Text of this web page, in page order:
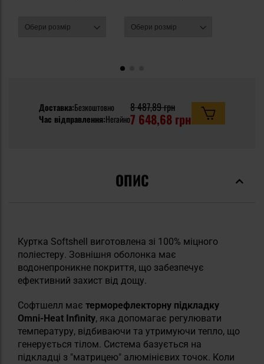
Доставка:Безкоштовно
Час відправлення:Негайно
8 487,89 грн
7 648,68 грн
ОПИС
Куртка Softshell виготовлена зі 100% міцного
поліестеру. Зовнішня оболонка має
водонепроникне покриття, що забезпечує
ефективний захист від дощу.
Софтшелл має терморефлекторну підкладку
Omni-Heat Infinity, яка допомагає регулювати
температуру, відбиваючи та утримуючи тепло, що
генерується тілом. Система базується на
підкладці з "матрицею" алюмінієвих точок. Коли